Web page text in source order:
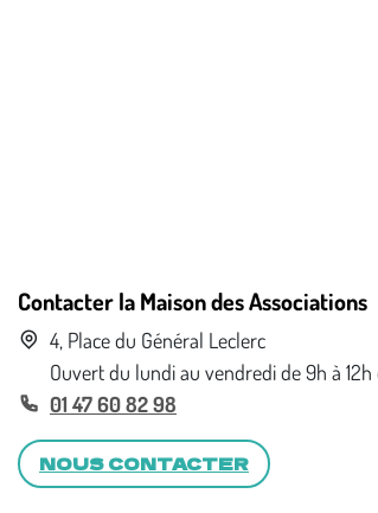
Contacter la Maison des Associations
4, Place du Général Leclerc
Ouvert du lundi au vendredi de 9h à 12h
01 47 60 82 98
NOUS CONTACTER